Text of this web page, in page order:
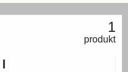
1
produkt